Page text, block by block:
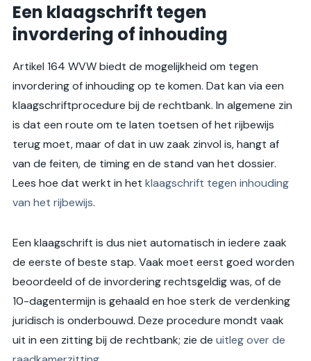
Een klaagschrift tegen
invordering of inhouding
Artikel 164 WVW biedt de mogelijkheid om tegen
invordering of inhouding op te komen. Dat kan via een
klaagschriftprocedure bij de rechtbank. In algemene zin
is dat een route om te laten toetsen of het rijbewijs
terug moet, maar of dat in uw zaak zinvol is, hangt af
van de feiten, de timing en de stand van het dossier.
Lees hoe dat werkt in het klaagschrift tegen inhouding
van het rijbewijs.
Een klaagschrift is dus niet automatisch in iedere zaak
de eerste of beste stap. Vaak moet eerst goed worden
beoordeeld of de invordering rechtsgeldig was, of de
10-dagentermijn is gehaald en hoe sterk de verdenking
juridisch is onderbouwd. Deze procedure mondt vaak
uit in een zitting bij de rechtbank; zie de uitleg over de